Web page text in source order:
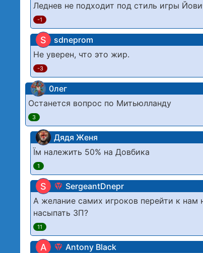
Леднев не подходит под стиль игры
-1
S sdneprom
Не уверен, что это жир.
-3
0лег
Останется вопрос по Митьюлланду
3
Дядя Женя
Їм належить 50% на Довбика
1
S SergeantDnepr
А желание самих игроков перейти к нам
насыпать ЗП?
11
A Antony Black